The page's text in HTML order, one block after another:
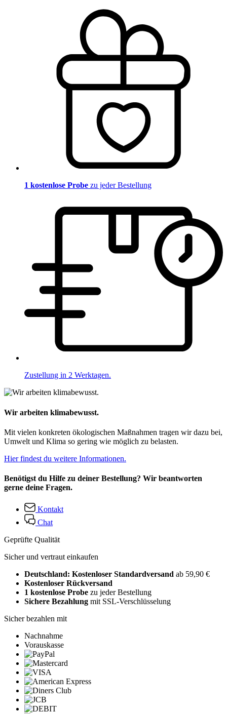
1 kostenlose Probe zu jeder Bestellung
Zustellung in 2 Werktagen.
Wir arbeiten klimabewusst.
Mit vielen konkreten ökologischen Maßnahmen tragen wir dazu bei,
Umwelt und Klima so gering wie möglich zu belasten.
Hier findest du weitere Informationen.
Benötigst du Hilfe zu deiner Bestellung? Wir beantworten
gerne deine Fragen.
Kontakt
Chat
Geprüfte Qualität
Sicher und vertraut einkaufen
Deutschland: Kostenloser Standardversand ab 59,90 €
Kostenloser Rückversand
1 kostenlose Probe zu jeder Bestellung
Sichere Bezahlung mit SSL-Verschlüsselung
Sicher bezahlen mit
Nachnahme
Vorauskasse